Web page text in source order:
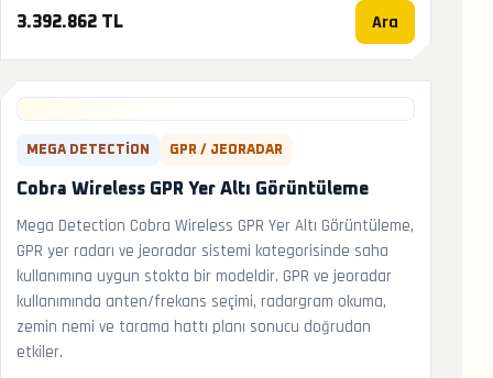
3.392.862 TL Ara
MEGA DETECTION GPR / JEORADAR
Cobra Wireless GPR Yer Altı Görüntüleme
Mega Detection Cobra Wireless GPR Yer Altı Görüntüleme,
GPR yer radarı ve jeoradar sistemi kategorisinde saha
kullanımına uygun stokta bir modeldir. GPR ve jeoradar
kullanımında anten/frekans seçimi, radargram okuma,
zemin nemi ve tarama hattı planı sonucu doğrudan
etkiler.